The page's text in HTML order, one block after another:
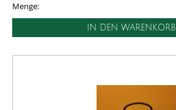
Menge:
IN DEN WARENKORB